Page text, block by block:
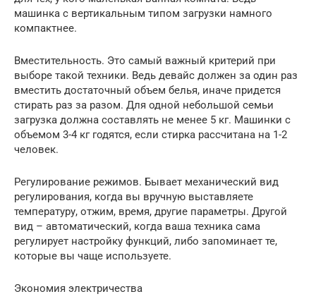
машинка с вертикальным типом загрузки намного
компактнее.
Вместительность. Это самый важный критерий при
выборе такой техники. Ведь девайс должен за один раз
вместить достаточный объем белья, иначе придется
стирать раз за разом. Для одной небольшой семьи
загрузка должна составлять не менее 5 кг. Машинки с
объемом 3-4 кг годятся, если стирка рассчитана на 1-2
человек.
Регулирование режимов. Бывает механический вид
регулирования, когда вы вручную выставляете
температуру, отжим, время, другие параметры. Другой
вид – автоматический, когда ваша техника сама
регулирует настройку функций, либо запоминает те,
которые вы чаще используете.
Экономия электричества